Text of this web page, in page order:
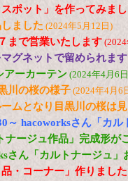
ポット」を作ってみま
ました (2024年5月12日)
まで営業いたします
マグネットで留められま
アーカーテン(2024年4月6
川の桜の様子(2024年4月6
ムとなり目黒川の桜は
～ hacoworksさん「カ
ナージュ作品」完成形が
さん「カルトナージュ」
・コーナー」作りまし